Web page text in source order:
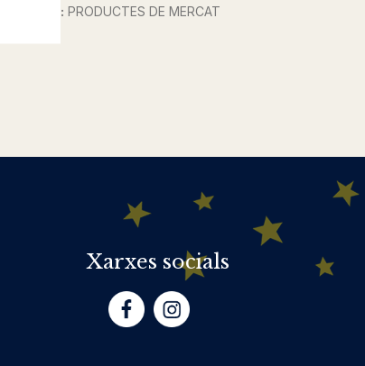
Col·lecció : PRODUCTES DE MERCAT
Xarxes socials